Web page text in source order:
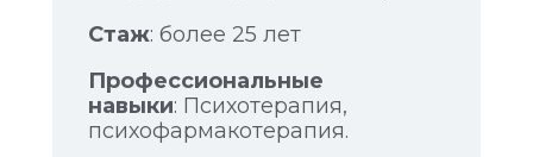
Стаж: более 25 лет
Профессиональные
навыки: Психотерапия,
психофармакотерапия.